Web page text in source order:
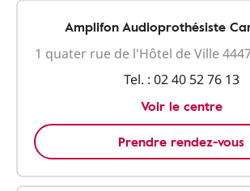
Amplifon Audioprothésiste
1 quater rue de l'Hôtel de Ville
Tel. : 02 40 52 76 13
Voir le centre
Prendre rendez-vous